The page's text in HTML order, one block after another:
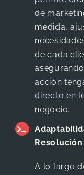
de
medida,
de cada
acción
directo en
negocio.
A lo largo